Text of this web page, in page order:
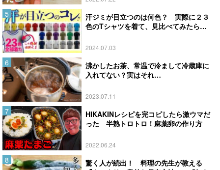
汗ジミが目立つのは何色？ 実際に２３
色のTシャツを着て、見比べてみたら…
2024.07.03
沸かしたお茶、常温で冷まして冷蔵庫に
入れてない？実はそれ…
2023.07.11
HIKAKINレシピを完コピしたら激ウマだ
った 半熟トロトロ！麻薬卵の作り方
2022.06.24
驚く人が続出！ 料理の先生が教える